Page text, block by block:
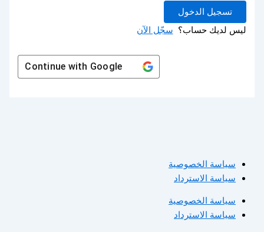
تسجيل الدخول
ليس لديك حساب؟ سجّل الآن
Continue withGoogle
سياسة الخصوصية
سياسة الاسترداد
سياسة الخصوصية
سياسة الاسترداد